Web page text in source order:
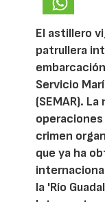
El astillero
patrullera
Servicio
(SEMAR).
crimen
que ya ha
la 'Río